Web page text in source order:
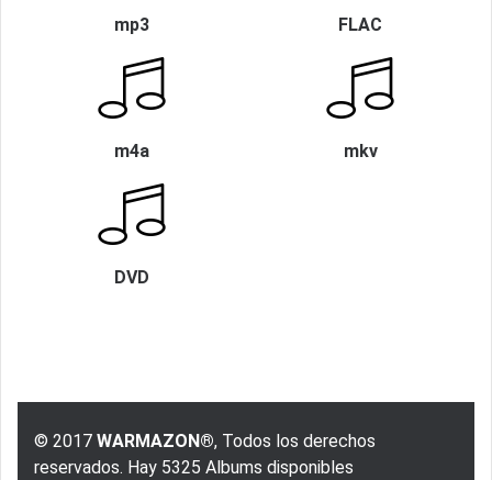
mp3 FLAC
m4a mkv
DVD
© 2017 WARMAZON®, Todos los derechos
reservados. Hay 5325 Albums disponibles